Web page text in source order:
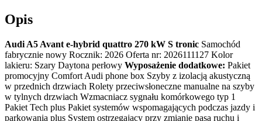
Opis
Audi A5 Avant e-hybrid quattro 270 kW S tronic Samochód
fabrycznie nowy Rocznik: 2026 Oferta nr: 2026111127 Kolor
lakieru: Szary Daytona perłowy Wyposażenie dodatkowe: Pakiet
promocyjny Comfort Audi phone box Szyby z izolacją akustyczną
w przednich drzwiach Rolety przeciwsłoneczne manualne na szyby
w tylnych drzwiach Wzmacniacz sygnału komórkowego typ 1
Pakiet Tech plus Pakiet systemów wspomagających podczas jazdy i
parkowania plus System ostrzegający przy zmianie pasa ruchu i